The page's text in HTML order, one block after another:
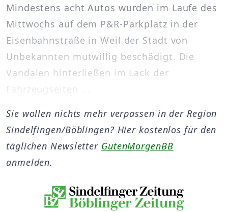
Mindestens acht Autos wurden im Laufe des
Mittwochs auf dem P&R-Parkplatz in der
Eisenbahnstraße in Weil der Stadt von
Unbekannten mutwillig beschädigt. Die
Vandalen hinterließen im Lack der
Fahrzeugseiten ...
Sie wollen nichts mehr verpassen in der Region
Sindelfingen/Böblingen? Hier kostenlos für den
täglichen Newsletter GutenMorgenBB
anmelden.